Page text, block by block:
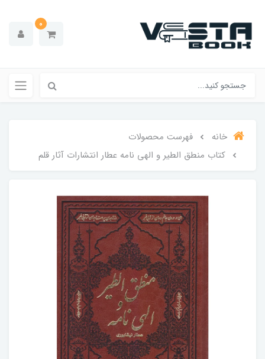
0
خانه
فهرست محصولات
کتاب منطق الطیر و الهی نامه عطار انتشارات آثار قلم